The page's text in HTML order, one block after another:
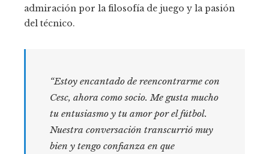
admiración por la filosofía de juego y la pasión
del técnico.
“Estoy encantado de reencontrarme con
Cesc, ahora como socio. Me gusta mucho
tu entusiasmo y tu amor por el fútbol.
Nuestra conversación transcurrió muy
bien y tengo confianza en que